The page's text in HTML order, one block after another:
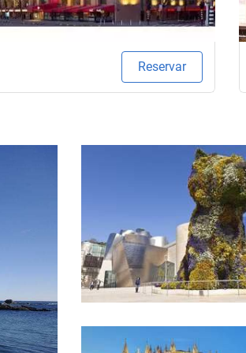
Reservar